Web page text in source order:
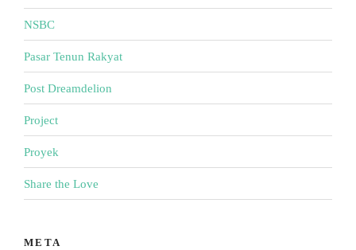
NSBC
Pasar Tenun Rakyat
Post Dreamdelion
Project
Proyek
Share the Love
META